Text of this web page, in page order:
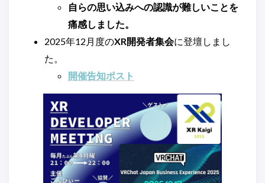
自らの思い込みへの認識が難しいことを
痛感しました。
2025年12月度のXR開発者集会に登壇しまし
た。
開催告知ポスト